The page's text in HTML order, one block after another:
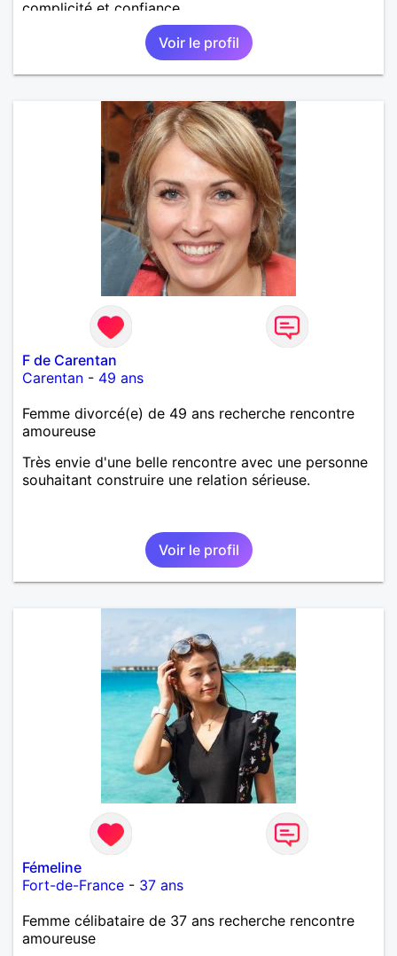
complicité et confiance.
Voir le profil
F de Carentan
Carentan - 49 ans
Femme divorcé(e) de 49 ans recherche rencontre
amoureuse
Très envie d'une belle rencontre avec une personne
souhaitant construire une relation sérieuse.
Voir le profil
Fémeline
Fort-de-France - 37 ans
Femme célibataire de 37 ans recherche rencontre
amoureuse